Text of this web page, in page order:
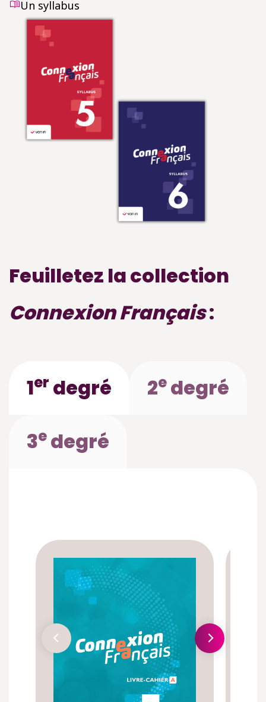
Un syllabus
Feuilletez la collection
Connexion Français:
1er degré 2e degré
3e degré